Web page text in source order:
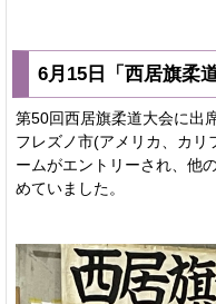
6月15日「西居旗柔
第50回西居旗柔道大会に出
フレズノ市(アメリカ、カリ
ームがエントリーされ、他
めていました。